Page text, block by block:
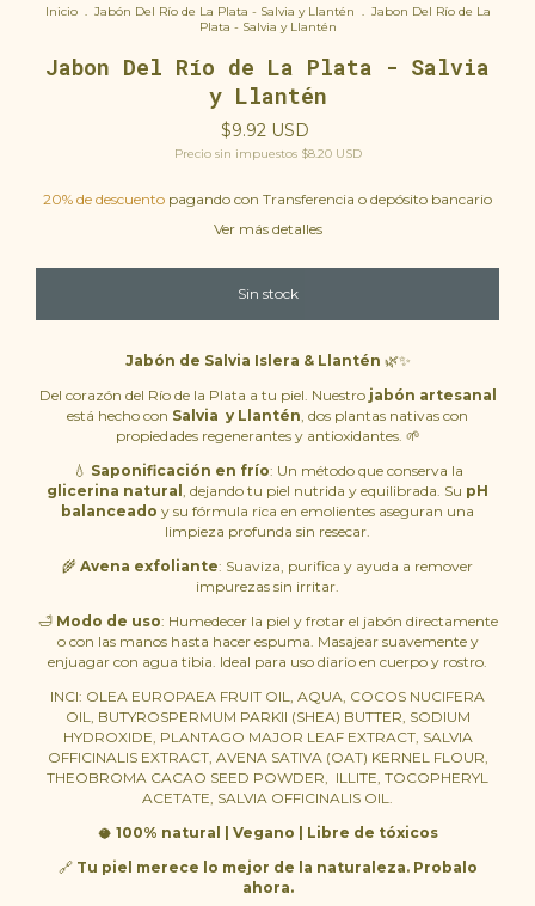
Inicio . Jabón Del Río de La Plata - Salvia y Llantén . Jabon Del Río de La
Plata - Salvia y Llantén
Jabon Del Río de La Plata - Salvia
y Llantén
$9.92 USD
Precio sin impuestos $8.20 USD
20% de descuento pagando con Transferencia o depósito bancario
Ver más detalles
Jabón de Salvia Islera & Llantén 🌿✨
Del corazón del Río de la Plata a tu piel. Nuestro jabón artesanal
está hecho con Salvia y Llantén, dos plantas nativas con
propiedades regenerantes y antioxidantes. 🌱
💧 Saponificación en frío: Un método que conserva la
glicerina natural , dejando tu piel nutrida y equilibrada. Su pH
balanceado y su fórmula rica en emolientes aseguran una
limpieza profunda sin resecar.
🌾 Avena exfoliante: Suaviza, purifica y ayuda a remover
impurezas sin irritar.
🛁 Modo de uso: Humedecer la piel y frotar el jabón directamente
o con las manos hasta hacer espuma. Masajear suavemente y
enjuagar con agua tibia. Ideal para uso diario en cuerpo y rostro.
INCI: OLEA EUROPAEA FRUIT OIL, AQUA, COCOS NUCIFERA
OIL, BUTYROSPERMUM PARKII (SHEA) BUTTER, SODIUM
HYDROXIDE, PLANTAGO MAJOR LEAF EXTRACT, SALVIA
OFFICINALIS EXTRACT, AVENA SATIVA (OAT) KERNEL FLOUR,
THEOBROMA CACAO SEED POWDER, ILLITE, TOCOPHERYL
ACETATE, SALVIA OFFICINALIS OIL.
🥥 100% natural | Vegano | Libre de tóxicos
🔗 Tu piel merece lo mejor de la naturaleza. Probalo
ahora.